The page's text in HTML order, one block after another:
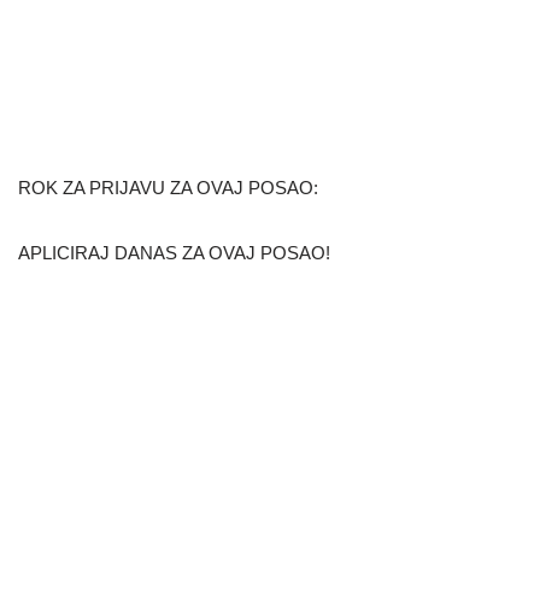
ROK ZA PRIJAVU ZA OVAJ POSAO:
APLICIRAJ DANAS ZA OVAJ POSAO!